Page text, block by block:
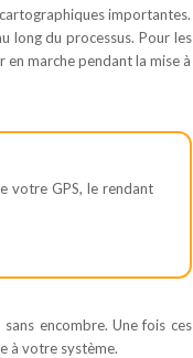
importantes.
long du processus. Pour les
marche pendant la mise à
votre GPS, le rendant
encombre. Une fois ces
à votre système.